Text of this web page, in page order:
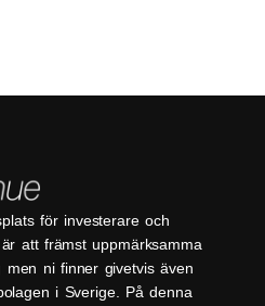
för investerare och
att främst uppmärksamma
ni finner givetvis även
i Sverige. På denna